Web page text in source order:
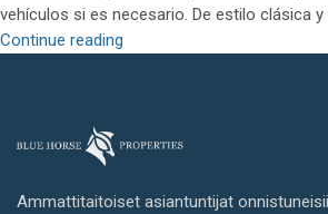
vehículos si es necesario. De estilo clásica y
Continue reading
Ammattitaitoiset asiantuntijat